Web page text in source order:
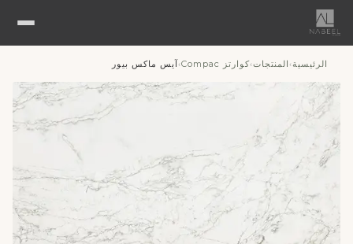
الرئيسية›المنتجات›كوارتز Compac ›آيس ماكس بيور